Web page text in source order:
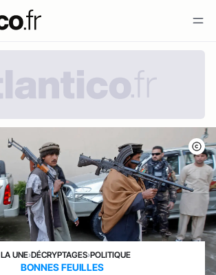
UNE›DÉCRYPTAGES›POLITIQUE
BONNES FEUILLES